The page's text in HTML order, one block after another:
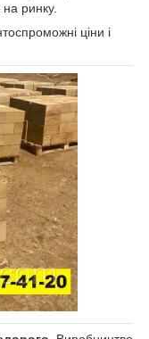
ринку.
ціни і